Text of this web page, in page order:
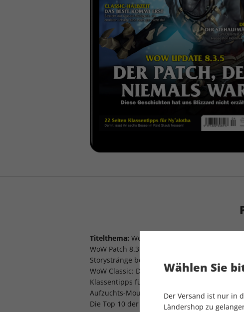
Titelthema: WoW Patch 8.3.5 - der Patch, der
WoW Patch 8.3.5 - der Patch, der nicht
Storystränge beenden können
WoW Classic: Die geilsten Inhalte kommen
Klassentipps für alle Helden bei den ersten
Aufzuchts-Mounts in Azeroth: Schnappt sie
Die Top 10 der coolsten Wiederbelebungen
Wählen Sie
Der Versand ist nur in
Ländershop zu